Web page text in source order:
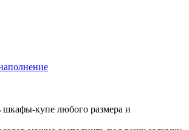
шкафы-купе любого размера и